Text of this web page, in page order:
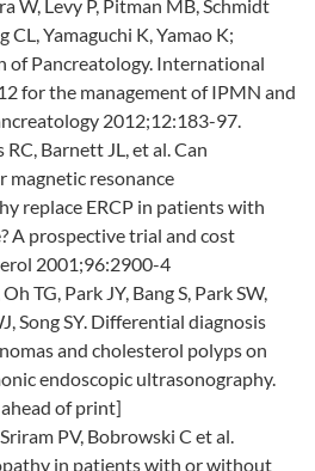
W, Levy P, Pitman MB, Schmidt
Yamaguchi K, Yamao K;
of Pancreatology. International
for the management of IPMN and
2012;12:183-97.
Barnett JL, et al. Can
magnetic resonance
replace ERCP in patients with
A prospective trial and cost
2001;96:2900-4
TG, Park JY, Bang S, Park SW,
Song SY. Differential diagnosis
and cholesterol polyps on
endoscopic ultrasonography.
of print]
PV, Bobrowski C et al.
in patients with or without